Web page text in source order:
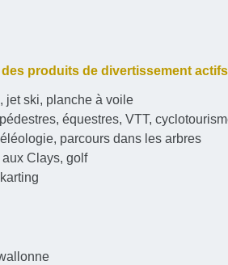
produits de divertissement
jet ski, planche à voile
équestres, VTT,
parcours dans les arbres
Clays, golf